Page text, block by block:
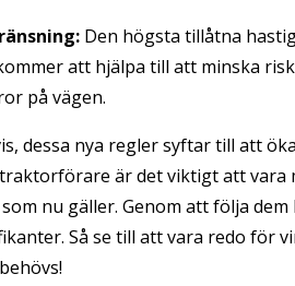
Den högsta tillåtna
att hjälpa till att minska
på vägen.
dessa nya regler syftar till att
är det viktigt att
nu gäller. Genom att följa
Så se till att vara redo för